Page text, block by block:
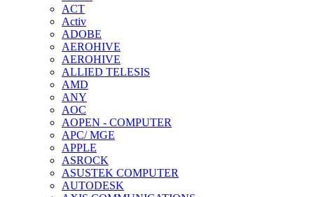
ACT
Activ
ADOBE
AEROHIVE
AEROHIVE
ALLIED TELESIS
AMD
ANY
AOC
AOPEN - COMPUTER
APC/ MGE
APPLE
ASROCK
ASUSTEK COMPUTER
AUTODESK